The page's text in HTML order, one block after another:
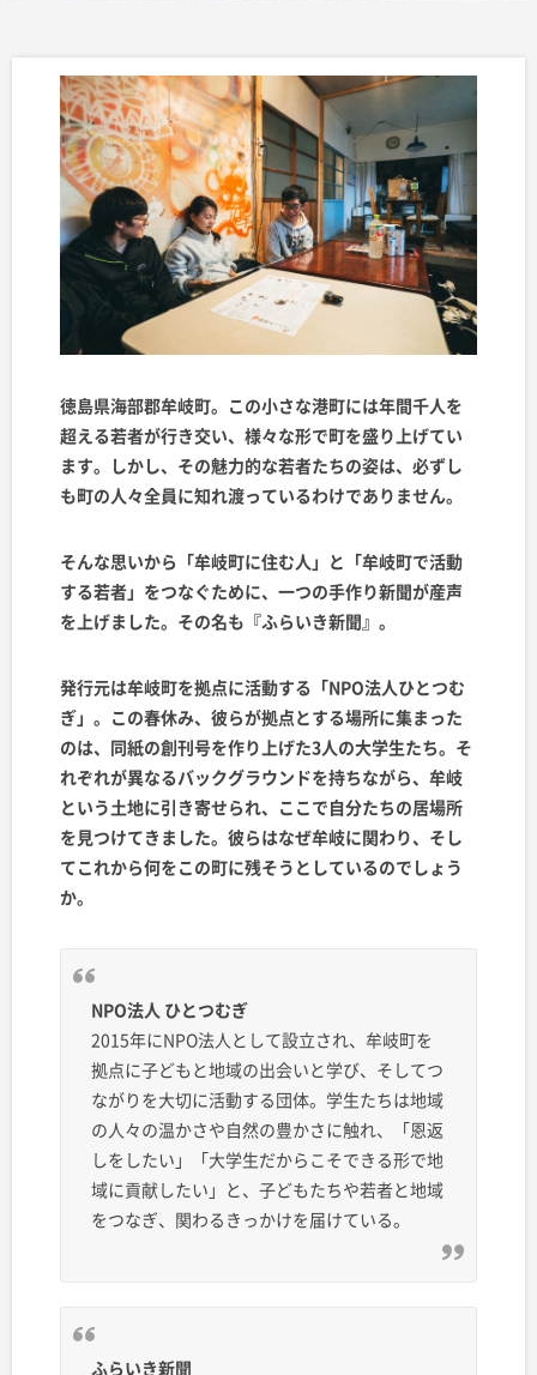
徳島県海部郡牟岐町。この小さな港町には年間千人を
超える若者が行き交い、様々な形で町を盛り上げてい
ます。しかし、その魅力的な若者たちの姿は、必ずし
も町の人々全員に知れ渡っているわけでありません。
そんな思いから「牟岐町に住む人」と「牟岐町で活動
する若者」をつなぐために、一つの手作り新聞が産声
を上げました。その名も『ふらいき新聞』。
発行元は牟岐町を拠点に活動する「NPO法人ひとつむ
ぎ」。この春休み、彼らが拠点とする場所に集まった
のは、同紙の創刊号を作り上げた3人の大学生たち。そ
れぞれが異なるバックグラウンドを持ちながら、牟岐
という土地に引き寄せられ、ここで自分たちの居場所
を見つけてきました。彼らはなぜ牟岐に関わり、そし
てこれから何をこの町に残そうとしているのでしょう
か。
NPO法人 ひとつむぎ
2015年にNPO法人として設立され、牟岐町を
拠点に子どもと地域の出会いと学び、そしてつ
ながりを大切に活動する団体。学生たちは地域
の人々の温かさや自然の豊かさに触れ、「恩返
しをしたい」「大学生だからこそできる形で地
域に貢献したい」と、子どもたちや若者と地域
をつなぎ、関わるきっかけを届けている。
ふらいき新聞